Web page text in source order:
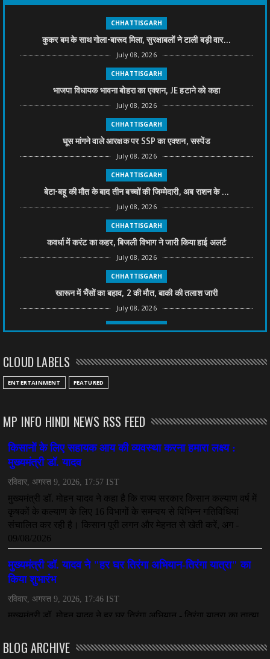
CHHATTISGARH
कुकर बम के साथ गोला-बारूद मिला, सुरक्षाबलों ने टाली बड़ी वार...
July 08, 2026
CHHATTISGARH
भाजपा विधायक भावना बोहरा का एक्शन, JE हटाने को कहा
July 08, 2026
CHHATTISGARH
घूस मांगने वाले आरक्षक पर SSP का एक्शन, सस्पेंड
July 08, 2026
CHHATTISGARH
बेटा-बहू की मौत के बाद तीन बच्चों की जिम्मेदारी, अब राशन के ...
July 08, 2026
CHHATTISGARH
कवर्धा में करंट का कहर, बिजली विभाग ने जारी किया हाई अलर्ट
July 08, 2026
CHHATTISGARH
खारून में भैंसों का बहाव, 2 की मौत, बाकी की तलाश जारी
July 08, 2026
CHHATTISGARH
July 08, 2026
CHHATTISGARH
महादेव ऐप केस में बड़ा एक्शन, सौरभ चंद्राकर हिरासत में
CHHATTISGARH
तीजन बाई को याद करेगा छत्तीसगढ़ का लोक कला जगत
July 07, 2026
CLOUD LABELS
ENTERTAINMENT FEATURED
MP INFO HINDI NEWS RSS FEED
BLOG ARCHIVE